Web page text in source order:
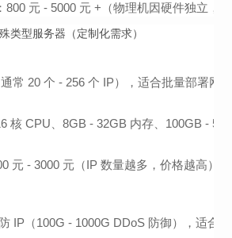
800 元 - 5000 元 +（物理机因硬件独立，
类型服务器（定制化需求）
常 20 个 - 256 个 IP），适合批量部署网
核 CPU、8GB - 32GB 内存、100GB -
元 - 3000 元（IP 数量越多，价格越高）
IP（100G - 1000G DDoS 防御），适合